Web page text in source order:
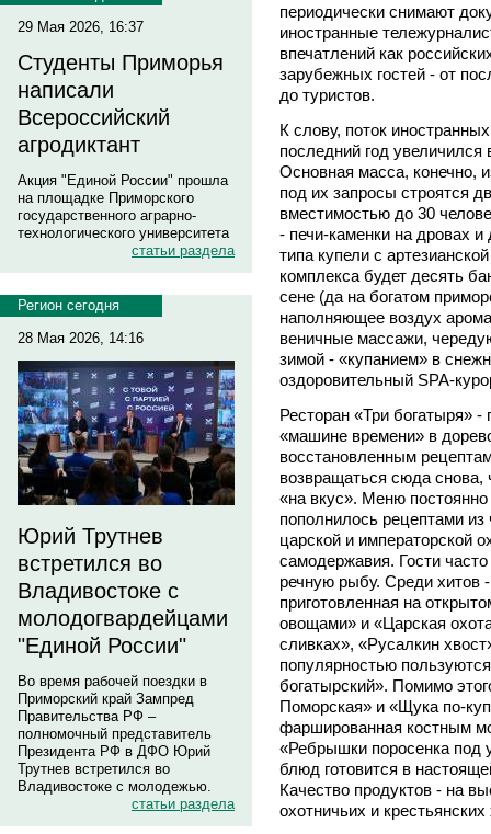
29 Мая 2026, 16:37
Студенты Приморья
написали
Всероссийский
агродиктант
Акция "Единой России" прошла
на площадке Приморского
государственного аграрно-
технологического университета
статьи раздела
Регион сегодня
28 Мая 2026, 14:16
Юрий Трутнев
встретился во
Владивостоке с
молодогвардейцами
"Единой России"
Во время рабочей поездки в
Приморский край Зампред
Правительства РФ –
полномочный представитель
Президента РФ в ДФО Юрий
Трутнев встретился во
Владивостоке с молодежью.
статьи раздела
периодически снимают
иностранные
впечатлений как
зарубежных гостей - от
до туристов.
К слову, поток
последний год увеличился
Основная масса, конечно,
под их запросы строятся
вместимостью до 30
- печи-каменки на дровах
типа купели с
комплекса будет десять
сене (да на богатом
наполняющее воздух
веничные массажи,
зимой - «купанием» в
оздоровительный SPA-
Ресторан «Три богатыря» -
«машине времени» в
восстановленным
возвращаться сюда
«на вкус». Меню
пополнилось рецептами из
царской и императорской
самодержавия. Гости
речную рыбу. Среди хитов
приготовленная на
овощами» и «Царская
сливках», «Русалкин
популярностью
богатырский». Помимо
Поморская» и «Щука по-
фаршированная костным
«Ребрышки поросенка под
блюд готовится в
Качество продуктов - на
охотничьих и крестьянских